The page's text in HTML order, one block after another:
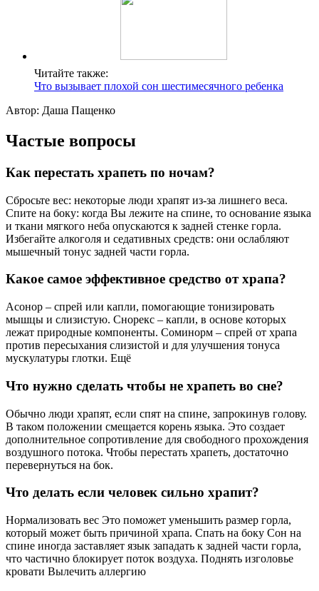
Читайте также:
Что вызывает плохой сон шестимесячного ребенка
Автор: Даша Пащенко
Частые вопросы
Как перестать храпеть по ночам?
Сбросьте вес: некоторые люди храпят из-за лишнего веса.
Спите на боку: когда Вы лежите на спине, то основание языка
и ткани мягкого неба опускаются к задней стенке горла.
Избегайте алкоголя и седативных средств: они ослабляют
мышечный тонус задней части горла.
Какое самое эффективное средство от храпа?
Асонор – спрей или капли, помогающие тонизировать
мышцы и слизистую. Снорекс – капли, в основе которых
лежат природные компоненты. Соминорм – спрей от храпа
против пересыхания слизистой и для улучшения тонуса
мускулатуры глотки. Ещё
Что нужно сделать чтобы не храпеть во сне?
Обычно люди храпят, если спят на спине, запрокинув голову.
В таком положении смещается корень языка. Это создает
дополнительное сопротивление для свободного прохождения
воздушного потока. Чтобы перестать храпеть, достаточно
перевернуться на бок.
Что делать если человек сильно храпит?
Нормализовать вес Это поможет уменьшить размер горла,
который может быть причиной храпа. Спать на боку Сон на
спине иногда заставляет язык западать к задней части горла,
что частично блокирует поток воздуха. Поднять изголовье
кровати Вылечить аллергию